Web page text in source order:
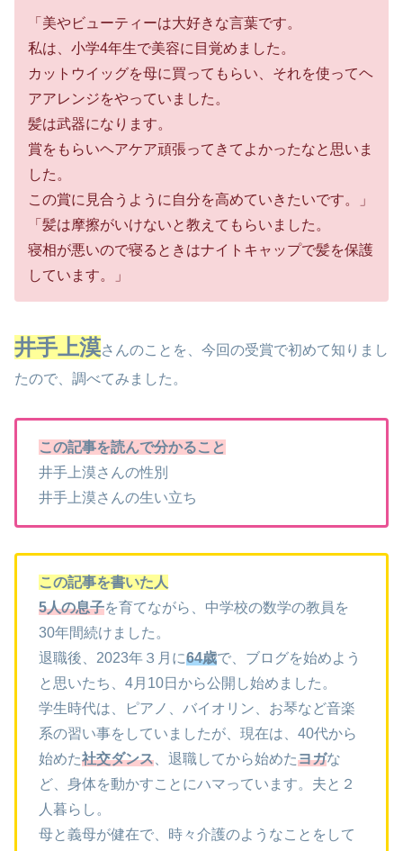
「美やビューティーは大好きな言葉です。
私は、小学4年生で美容に目覚めました。
カットウイッグを母に買ってもらい、それを使ってヘ
アアレンジをやっていました。
髪は武器になります。
賞をもらいヘアケア頑張ってきてよかったなと思いま
した。
この賞に見合うように自分を高めていきたいです。」
「髪は摩擦がいけないと教えてもらいました。
寝相が悪いので寝るときはナイトキャップで髪を保護
しています。」
井手上漠さんのことを、今回の受賞で初めて知りまし
たので、調べてみました。
この記事を読んで分かること
井手上漠さんの性別
井手上漠さんの生い立ち
この記事を書いた人
5人の息子を育てながら、中学校の数学の教員を
30年間続けました。
退職後、2023年３月に64歳で、ブログを始めよう
と思いたち、4月10日から公開し始めました。
学生時代は、ピアノ、バイオリン、お琴など音楽
系の習い事をしていましたが、現在は、40代から
始めた社交ダンス、退職してから始めたヨガな
ど、身体を動かすことにハマっています。夫と２
人暮らし。
母と義母が健在で、時々介護のようなことをして